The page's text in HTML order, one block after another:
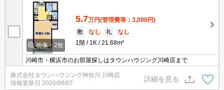
画像：2枚
5.7万円(管理費等：3,000円)
敷
なし 礼
なし
1階
1K 21.68m²
川崎市・横浜市のお部屋探しはタウンハウジング川崎店まで
株式会社タウンハウジング神奈川 川崎店
情報更新日 2026/08/07
詳細を見る